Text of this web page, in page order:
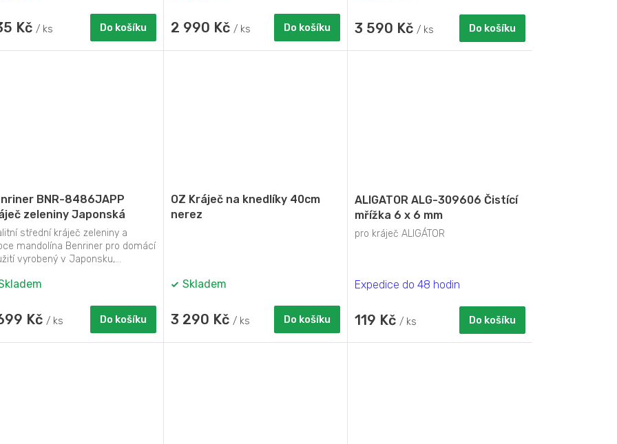
Kč / ks Do košíku 2 990 Kč / ks Do košíku 3 590 Kč / ks Do košíku
BNR-8486JAPP
zeleniny Japonská
střední kráječ zeleniny a
mandolína Benriner pro domácí
vyrobený v Japonsku,...
Kč / ks Do košíku
OZ Kráječ na knedlíky 40cm
nerez
Skladem
3 290 Kč / ks Do košíku
ALIGATOR ALG-309606 Čistící
mřížka 6 x 6 mm
pro kráječ ALIGÁTOR
Expedice do 48 hodin
119 Kč / ks Do košíku